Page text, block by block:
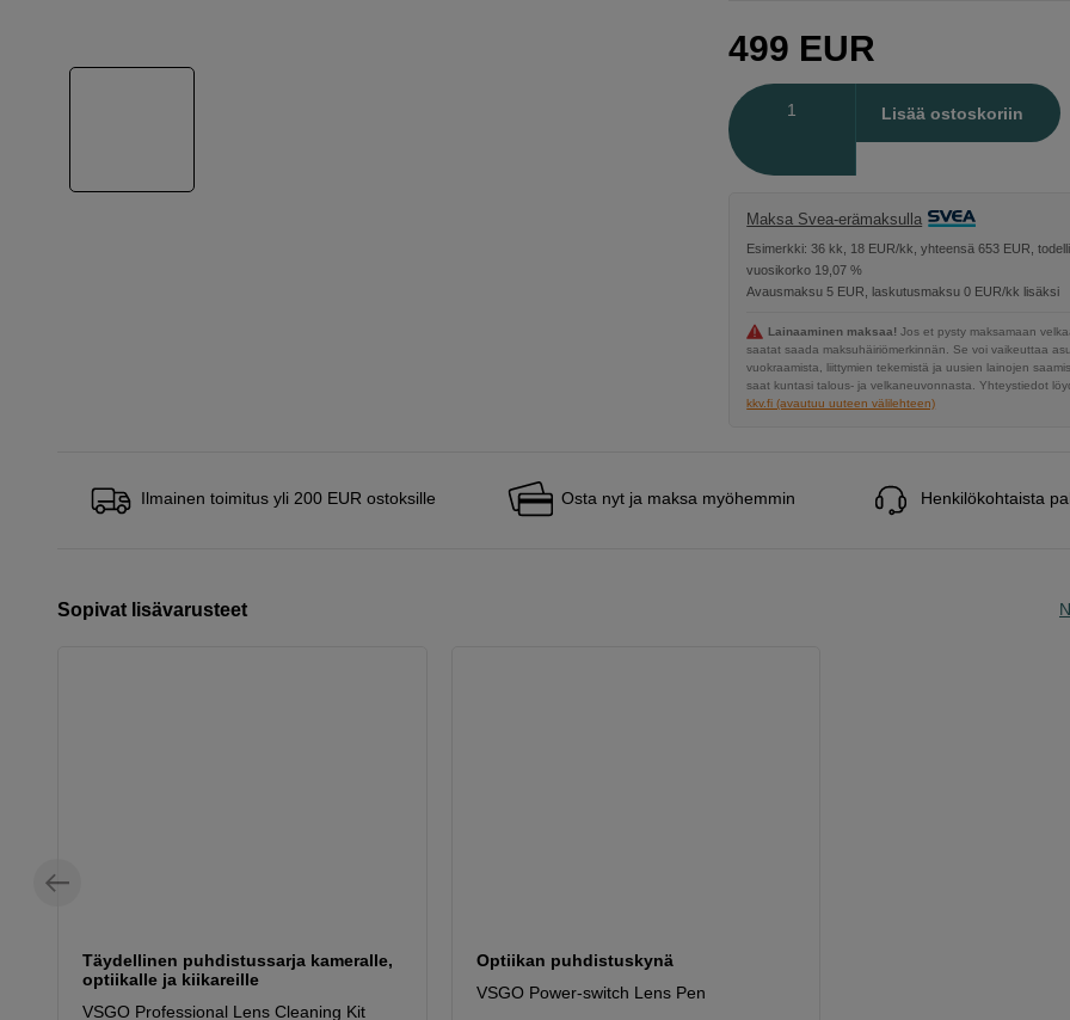
499 EUR
Lisää ostoskoriin
Maksa Svea-erämaksulla
Esimerkki: 36 kk, 18 EUR/kk, yhteensä 653 EUR,
vuosikorko 19,07 %
Avausmaksu 5 EUR, laskutusmaksu 0 EUR/kk lisäksi
Lainaaminen maksaa! Jos et pysty maksamaan
saatat saada maksuhäiriömerkinnän. Se voi vaikeuttaa
vuokraamista, liittymien tekemistä ja uusien lainojen
saat kuntasi talous- ja velkaneuvonnasta. Yhteystiedot
kkv.fi (avautuu uuteen välilehteen)
Ilmainen toimitus yli 200 EUR ostoksille Osta nyt ja maksa myöhemmin Henkilökohtaista
Sopivat lisävarusteet
Täydellinen puhdistussarja kameralle,
optiikalle ja kiikareille
VSGO Professional Lens Cleaning Kit
Optiikan puhdistuskynä
VSGO Power-switch Lens Pen